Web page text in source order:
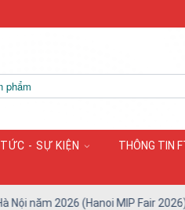
- SỰ KIỆN THÔNG TIN
2026 (Hanoi MIP Fair 2026)